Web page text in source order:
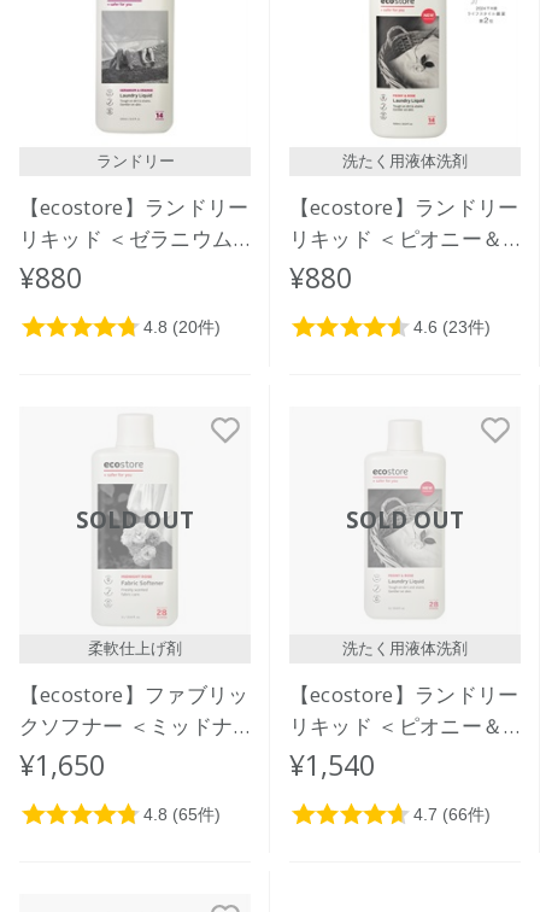
ランドリー
【ecostore】ランドリー
リキッド ＜ゼラニウム
＆オレンジ＞500mL
¥880
洗たく用液体洗剤
【ecostore】ランドリー
リキッド ＜ピオニー＆
ローズ＞ 500mL
¥880
SOLD OUT
柔軟仕上げ剤
【ecostore】ファブリッ
クソフナー ＜ミッドナ
イトローズ＞ 1L
¥1,650
SOLD OUT
洗たく用液体洗剤
【ecostore】ランドリー
リキッド ＜ピオニー＆
ローズ＞ 1L
¥1,540